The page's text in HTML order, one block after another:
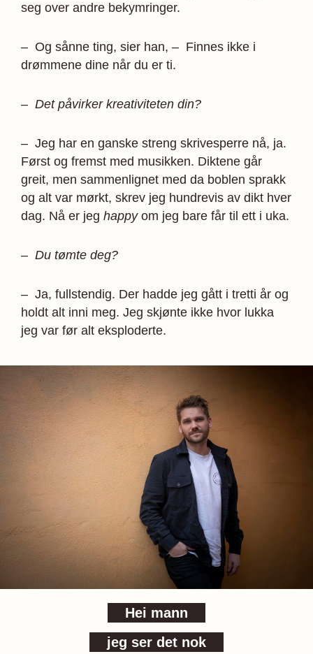
seg over andre bekymringer.
– Og sånne ting, sier han, – Finnes ikke i
drømmene dine når du er ti.
– Det påvirker kreativiteten din?
– Jeg har en ganske streng skrivesperre nå, ja.
Først og fremst med musikken. Diktene går
greit, men sammenlignet med da boblen sprakk
og alt var mørkt, skrev jeg hundrevis av dikt hver
dag. Nå er jeg happyom jeg bare får til ett i uka.
– Du tømte deg?
– Ja, fullstendig. Der hadde jeg gått i tretti år og
holdt alt inni meg. Jeg skjønte ikke hvor lukka
jeg var før alt eksploderte.
Hei mann
jeg ser det nok